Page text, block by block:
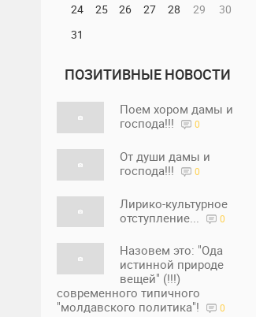
24
25 26 27 28 29
30
31
ПОЗИТИВНЫЕ НОВОСТИ
Поем хором дамы и
господа!!!
0
От души дамы и
господа!!!
0
Лирико-культурное
отступление...
0
Назовем это: "Ода
истинной природе
вещей" (!!!)
современного типичного
"молдавского политика"!
0